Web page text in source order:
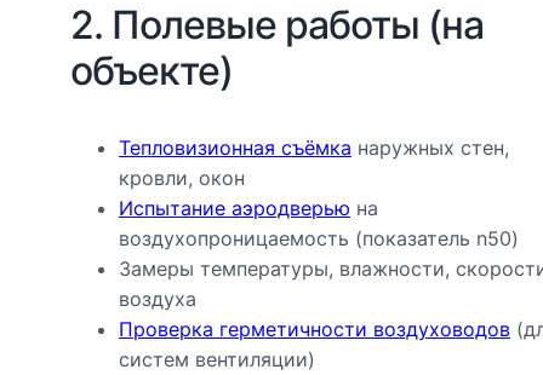
2. Полевые работы (на
объекте)
Тепловизионная съёмка наружных стен,
кровли, окон
Испытание аэродверью на
воздухопроницаемость (показатель n50)
Замеры температуры, влажности,
воздуха
Проверка герметичности воздуховодов
систем вентиляции)